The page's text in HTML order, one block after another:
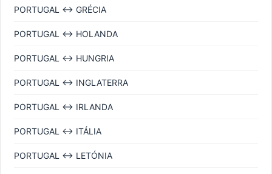
PORTUGAL ↔ GRÉCIA
PORTUGAL ↔ HOLANDA
PORTUGAL ↔ HUNGRIA
PORTUGAL ↔ INGLATERRA
PORTUGAL ↔ IRLANDA
PORTUGAL ↔ ITÁLIA
PORTUGAL ↔ LETÓNIA